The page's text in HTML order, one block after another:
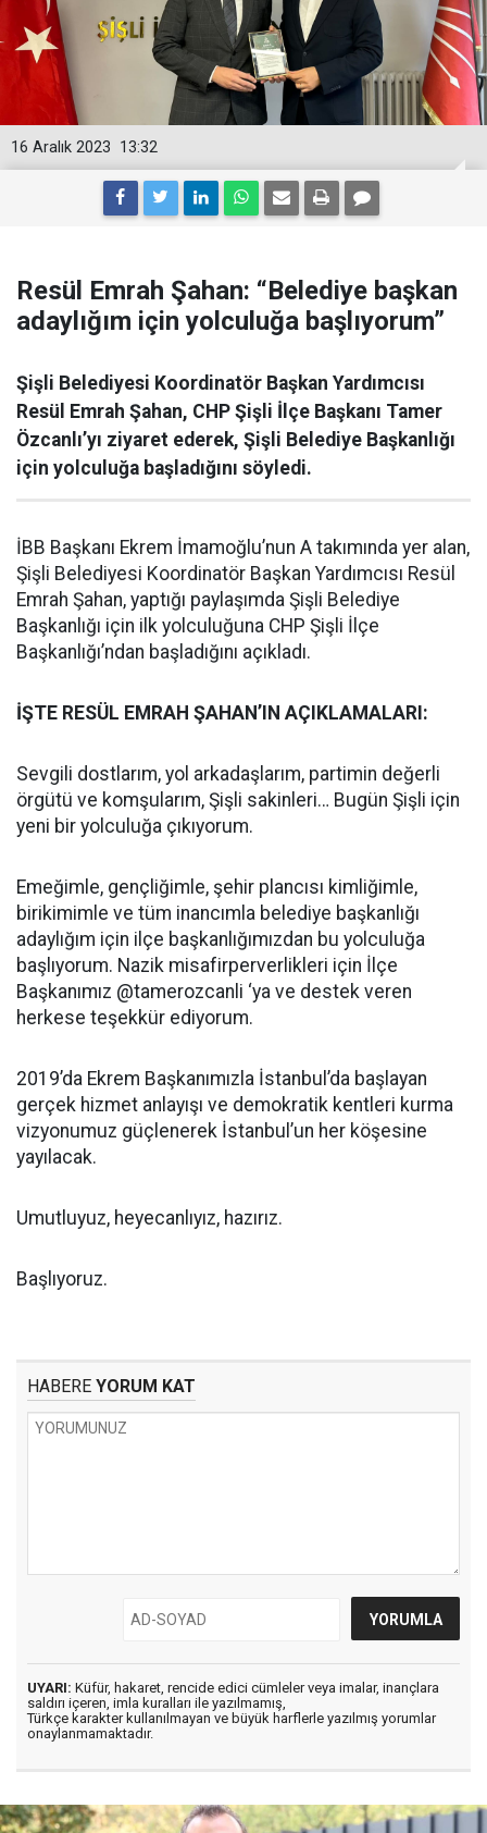
13:32
16 Aralık 2023
Resül Emrah Şahan: “Belediye başkan
adaylığım için yolculuğa başlıyorum”
Şişli Belediyesi Koordinatör Başkan Yardımcısı
Resül Emrah Şahan, CHP Şişli İlçe Başkanı Tamer
Özcanlı’yı ziyaret ederek, Şişli Belediye Başkanlığı
için yolculuğa başladığını söyledi.
İBB Başkanı Ekrem İmamoğlu’nun A takımında yer alan,
Şişli Belediyesi Koordinatör Başkan Yardımcısı Resül
Emrah Şahan, yaptığı paylaşımda Şişli Belediye
Başkanlığı için ilk yolculuğuna CHP Şişli İlçe
Başkanlığı’ndan başladığını açıkladı.
İŞTE RESÜL EMRAH ŞAHAN’IN AÇIKLAMALARI:
Sevgili dostlarım, yol arkadaşlarım, partimin değerli
örgütü ve komşularım, Şişli sakinleri… Bugün Şişli için
yeni bir yolculuğa çıkıyorum.
Emeğimle, gençliğimle, şehir plancısı kimliğimle,
birikimimle ve tüm inancımla belediye başkanlığı
adaylığım için ilçe başkanlığımızdan bu yolculuğa
başlıyorum. Nazik misafirperverlikleri için İlçe
Başkanımız @tamerozcanli ‘ya ve destek veren
herkese teşekkür ediyorum.
2019’da Ekrem Başkanımızla İstanbul’da başlayan
gerçek hizmet anlayışı ve demokratik kentleri kurma
vizyonumuz güçlenerek İstanbul’un her köşesine
yayılacak.
Umutluyuz, heyecanlıyız, hazırız.
Başlıyoruz.
HABERE YORUM KAT
UYARI: Küfür, hakaret, rencide edici cümleler veya imalar, inançlara
saldırı içeren, imla kuralları ile yazılmamış,
Türkçe karakter kullanılmayan ve büyük harflerle yazılmış yorumlar
onaylanmamaktadır.